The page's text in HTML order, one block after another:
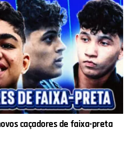
caçadores de faixa-preta